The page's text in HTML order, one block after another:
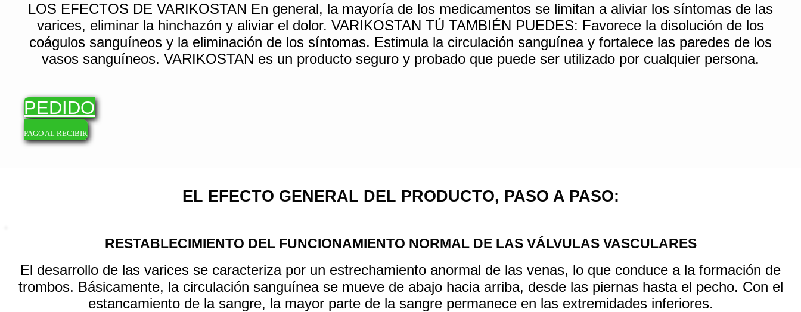
LOS EFECTOS DE VARIKOSTAN En general, la mayoría de los medicamentos se limitan a aliviar los síntomas de las
varices, eliminar la hinchazón y aliviar el dolor. VARIKOSTAN TÚ TAMBIÉN PUEDES: Favorece la disolución de los
coágulos sanguíneos y la eliminación de los síntomas. Estimula la circulación sanguínea y fortalece las paredes de los
vasos sanguíneos. VARIKOSTAN es un producto seguro y probado que puede ser utilizado por cualquier persona.
PEDIDO
PAGO AL RECIBIR
EL EFECTO GENERAL DEL PRODUCTO, PASO A PASO:
RESTABLECIMIENTO DEL FUNCIONAMIENTO NORMAL DE LAS VÁLVULAS VASCULARES
El desarrollo de las varices se caracteriza por un estrechamiento anormal de las venas, lo que conduce a la formación de
trombos. Básicamente, la circulación sanguínea se mueve de abajo hacia arriba, desde las piernas hasta el pecho. Con el
estancamiento de la sangre, la mayor parte de la sangre permanece en las extremidades inferiores.